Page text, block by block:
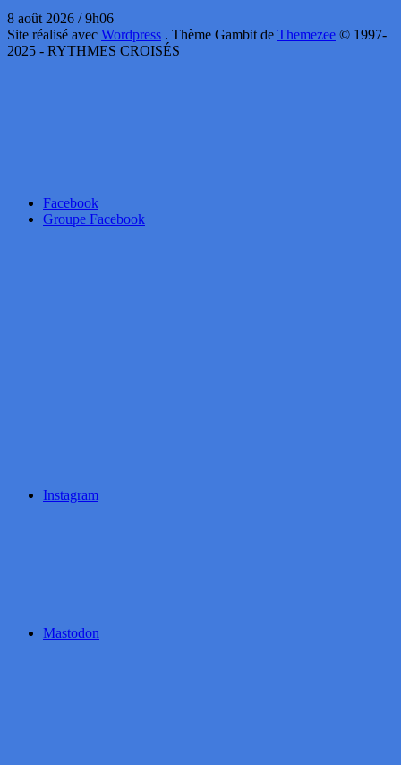
8 août 2026 / 9h06
Site réalisé avec Wordpress . Thème Gambit de Themezee © 1997-
2025 - RYTHMES CROISÉS
Facebook
Groupe Facebook
Instagram
Mastodon